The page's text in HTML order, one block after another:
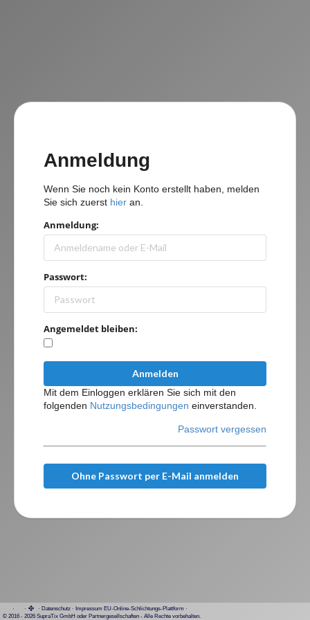
Anmeldung
Wenn Sie noch kein Konto erstellt haben, melden
Sie sich zuerst hier an.
Anmeldung:
Passwort:
Angemeldet bleiben:
Anmelden
Mit dem Einloggen erklären Sie sich mit den
folgenden Nutzungsbedingungen einverstanden.
Passwort vergessen
Ohne Passwort per E-Mail anmelden
· · · Datenschutz · Impressum EU-Online-Schlichtungs-Plattform ·
© 2016 - 2026 SupraTix GmbH oder Partnergesellschaften - Alle Rechte vorbehalten.